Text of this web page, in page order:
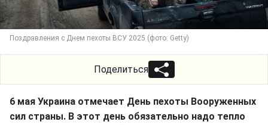
Поздравления с Днем пехоты ВСУ 2025 (фото: Getty)
Поделиться
6 мая Украина отмечает День пехоты Вооруженных
сил страны. В этот день обязательно надо тепло